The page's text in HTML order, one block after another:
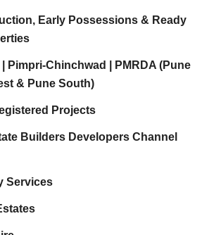
Early Possessions & Ready
Pimpri-Chinchwad | PMRDA (Pune
& Pune South)
Projects
Builders Developers Channel
Services